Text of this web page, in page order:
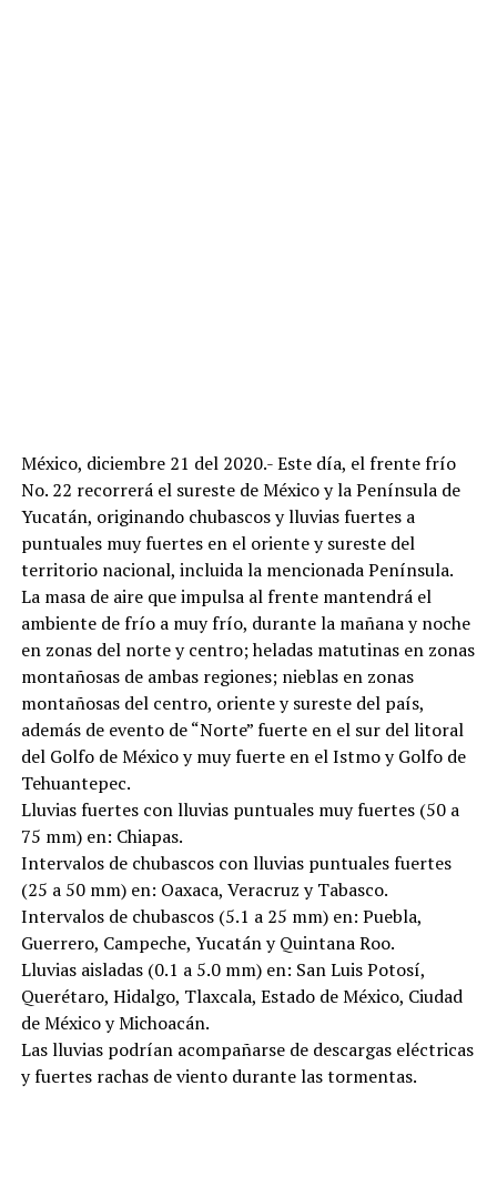
México, diciembre 21 del 2020.- Este día, el frente frío
No. 22 recorrerá el sureste de México y la Península de
Yucatán, originando chubascos y lluvias fuertes a
puntuales muy fuertes en el oriente y sureste del
territorio nacional, incluida la mencionada Península.
La masa de aire que impulsa al frente mantendrá el
ambiente de frío a muy frío, durante la mañana y noche
en zonas del norte y centro; heladas matutinas en zonas
montañosas de ambas regiones; nieblas en zonas
montañosas del centro, oriente y sureste del país,
además de evento de “Norte” fuerte en el sur del litoral
del Golfo de México y muy fuerte en el Istmo y Golfo de
Tehuantepec.
Lluvias fuertes con lluvias puntuales muy fuertes (50 a
75 mm) en: Chiapas.
Intervalos de chubascos con lluvias puntuales fuertes
(25 a 50 mm) en: Oaxaca, Veracruz y Tabasco.
Intervalos de chubascos (5.1 a 25 mm) en: Puebla,
Guerrero, Campeche, Yucatán y Quintana Roo.
Lluvias aisladas (0.1 a 5.0 mm) en: San Luis Potosí,
Querétaro, Hidalgo, Tlaxcala, Estado de México, Ciudad
de México y Michoacán.
Las lluvias podrían acompañarse de descargas eléctricas
y fuertes rachas de viento durante las tormentas.